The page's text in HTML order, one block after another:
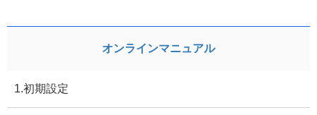
オンラインマニュアル
1.初期設定